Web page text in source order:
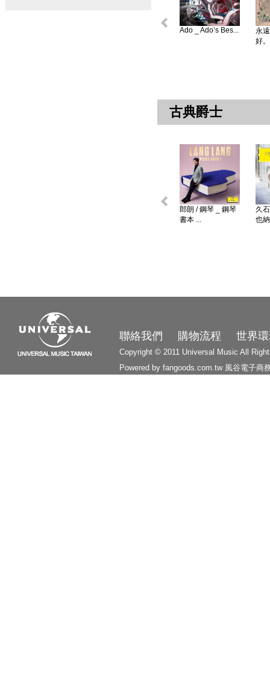
Ado _ Ado’s Bes...
永
好
古典爵士
郎朗 / 鋼琴 _ 鋼琴
書本 ...
久
也
聯絡我們 購物流程 世界
Copyright © 2011 Universal Music All
Powered by fangoods.com.tw 風谷電子商